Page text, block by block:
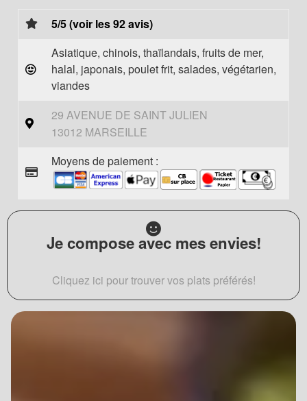
5/5 (voir les 92 avis)
Asiatique, chinois, thaïlandais, fruits de mer,
halal, japonais, poulet frit, salades, végétarien,
viandes
29 AVENUE DE SAINT JULIEN
13012 MARSEILLE
Moyens de paiement :
Je compose avec mes envies!
Cliquez ici pour trouver vos plats préférés!